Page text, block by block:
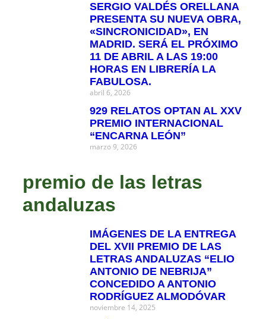
SERGIO VALDÉS ORELLANA
PRESENTA SU NUEVA OBRA,
«SINCRONICIDAD», EN
MADRID. SERÁ EL PRÓXIMO
11 DE ABRIL A LAS 19:00
HORAS EN LIBRERÍA LA
FABULOSA.
abril 6, 2026
929 RELATOS OPTAN AL XXV
PREMIO INTERNACIONAL
“ENCARNA LEÓN”
marzo 9, 2026
premio de las letras
andaluzas
IMÁGENES DE LA ENTREGA
DEL XVII PREMIO DE LAS
LETRAS ANDALUZAS “ELIO
ANTONIO DE NEBRIJA”
CONCEDIDO A ANTONIO
RODRÍGUEZ ALMODÓVAR
noviembre 14, 2025